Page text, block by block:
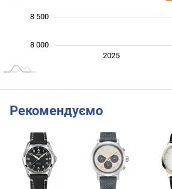
8 000
8 500
2025
Рекомендуємо